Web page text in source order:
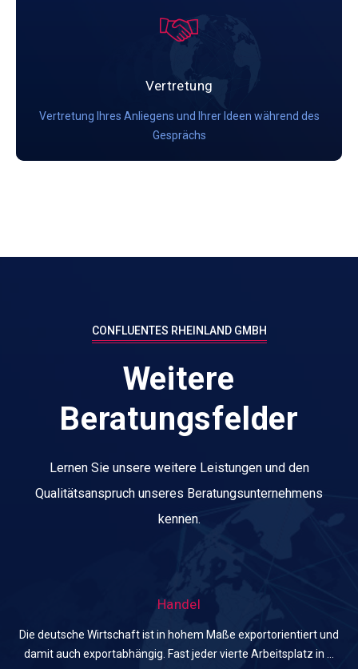
Vertretung
Vertretung Ihres Anliegens und Ihrer Ideen während des
Gesprächs
CONFLUENTES RHEINLAND GMBH
Weitere
Beratungsfelder
Lernen Sie unsere weitere Leistungen und den
Qualitätsanspruch unseres Beratungsunternehmens
kennen.
Handel
Die deutsche Wirtschaft ist in hohem Maße exportorientiert und
damit auch exportabhängig. Fast jeder vierte Arbeitsplatz in …